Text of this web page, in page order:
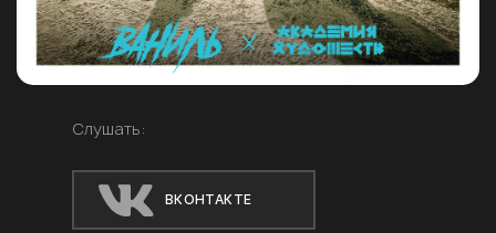
Слушать:
ВКОНТАКТЕ